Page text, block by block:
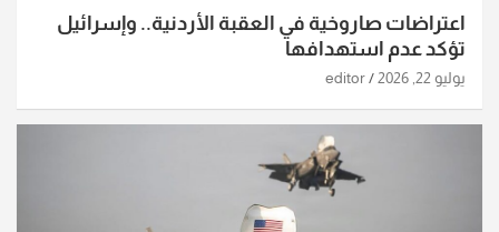
اعتراضات صاروخية في العقبة الأردنية.. وإسرائيل
تؤكد عدم استهدافها
يوليو 22, 2026 editor